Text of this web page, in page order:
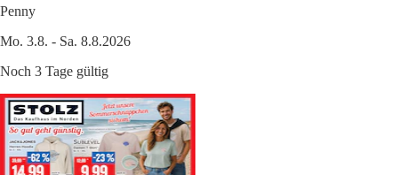
Penny
Mo. 3.8. - Sa. 8.8.2026
Noch 3 Tage gültig